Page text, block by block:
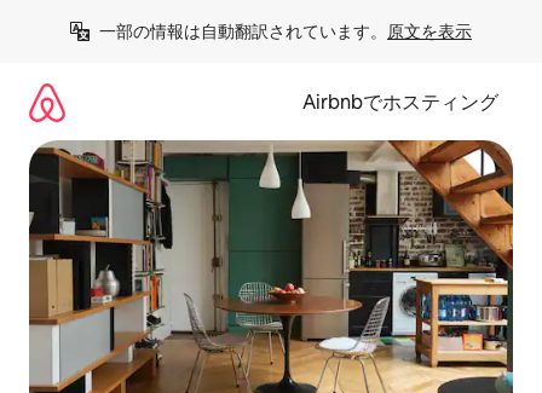
一部の情報は自動翻訳されています。 原文を表示
Airbnbでホスティング